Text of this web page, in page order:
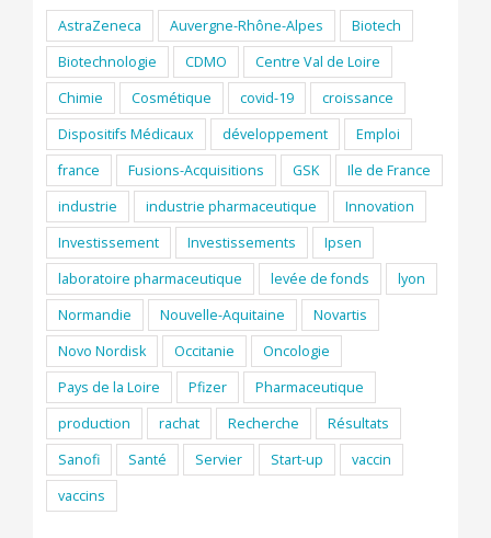
AstraZeneca Auvergne-Rhône-Alpes
Biotech
Biotechnologie
CDMO
Centre Val de Loire
Chimie
Cosmétique covid-19
croissance
Dispositifs Médicaux
développement
Emploi
france
Fusions-Acquisitions GSK
Ile de France
industrie
industrie pharmaceutique
Innovation
Investissement
Investissements
Ipsen
laboratoire pharmaceutique
levée de fonds
lyon
Normandie
Nouvelle-Aquitaine
Novartis
Novo Nordisk
Occitanie
Oncologie
Pays de la Loire
Pfizer
Pharmaceutique
production
rachat Recherche
Résultats
Sanofi
Santé Servier Start-up
vaccin
vaccins